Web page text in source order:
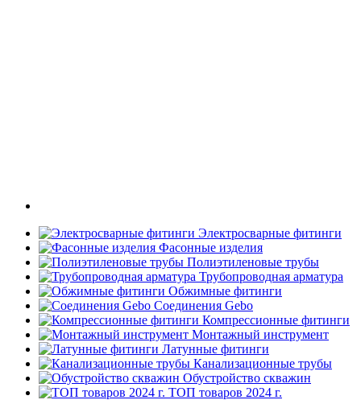
Электросварные фитинги
Фасонные изделия
Полиэтиленовые трубы
Трубопроводная арматура
Обжимные фитинги
Соединения Gebo
Компрессионные фитинги
Монтажный инструмент
Латунные фитинги
Канализационные трубы
Обустройство скважин
ТОП товаров 2024 г.